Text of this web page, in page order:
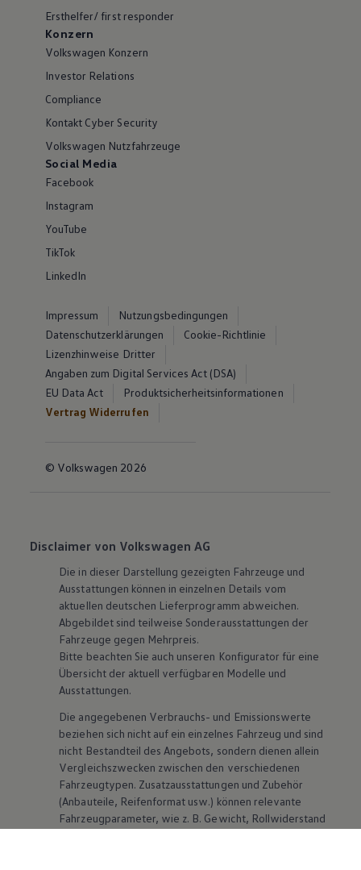
Ersthelfer/ first responder
Konzern
Volkswagen Konzern
Investor Relations
Compliance
Kontakt Cyber Security
Volkswagen Nutzfahrzeuge
Social Media
Facebook
Instagram
YouTube
TikTok
LinkedIn
Impressum
Nutzungsbedingungen
Datenschutzerklärungen
Cookie-Richtlinie
Lizenzhinweise Dritter
Angaben zum Digital Services Act (DSA)
EU Data Act
Produktsicherheitsinformationen
Vertrag Widerrufen
© Volkswagen 2026
Disclaimer von Volkswagen AG
Die in dieser Darstellung gezeigten Fahrzeuge und
Ausstattungen können in einzelnen Details vom
aktuellen deutschen Lieferprogramm abweichen.
Abgebildet sind teilweise Sonderausstattungen der
Fahrzeuge gegen Mehrpreis.
Bitte beachten Sie auch unseren Konfigurator für eine
Übersicht der aktuell verfügbaren Modelle und
Ausstattungen.
Die angegebenen Verbrauchs- und Emissionswerte
beziehen sich nicht auf ein einzelnes Fahrzeug und sind
nicht Bestandteil des Angebots, sondern dienen allein
Vergleichszwecken zwischen den verschiedenen
Fahrzeugtypen. Zusatzausstattungen und Zubehör
(Anbauteile, Reifenformat usw.) können relevante
Fahrzeugparameter, wie z. B. Gewicht, Rollwiderstand